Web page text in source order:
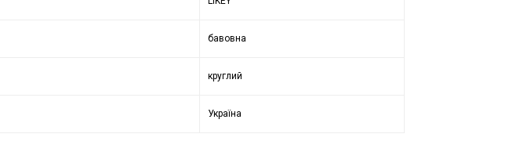
бавовна
круглий
Україна